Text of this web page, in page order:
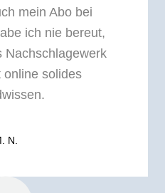
mein Abo bei
ich nie bereut,
Nachschlagewerk
online solides
N.